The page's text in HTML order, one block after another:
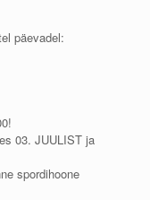
päevadel:
03. JUULIST ja
spordihoone